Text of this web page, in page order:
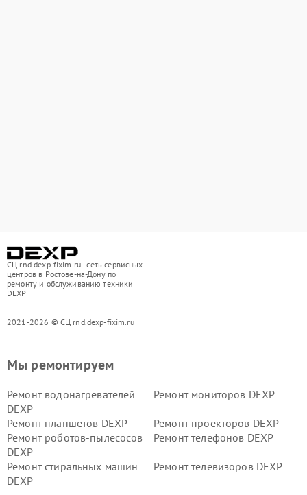
СЦ rnd.dexp-fixim.ru - сеть сервисных
центров в Ростове-на-Дону по
ремонту и обслуживанию техники
DEXP
2021-2026 © СЦ rnd.dexp-fixim.ru
Мы ремонтируем
Ремонт водонагревателей
DEXP
Ремонт мониторов DEXP
Ремонт планшетов DEXP
Ремонт проекторов DEXP
Ремонт роботов-пылесосов
DEXP
Ремонт телефонов DEXP
Ремонт стиральных машин
DEXP
Ремонт телевизоров DEXP